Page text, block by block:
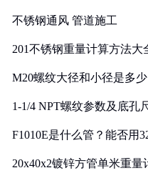
不锈钢通风 管道施工
201不锈钢重量计算方法大
M20螺纹大径和小径是多少
1-1/4 NPT螺纹参数及底孔
F1010E是什么管？能否用
20x40x2镀锌方管单米重